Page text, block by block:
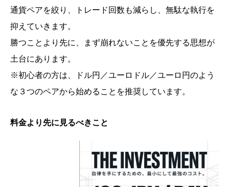
通貨ペアを絞り、トレード回数も減らし、無駄な執行を
抑えていきます。
勝つことより先に、まず崩れないことを優先する思想が
土台にあります。
※初心者の方は、ドル円／ユーロドル／ユーロ円のよう
な３つのペアから始めることを推奨しています。
料金より先に見るべきこと